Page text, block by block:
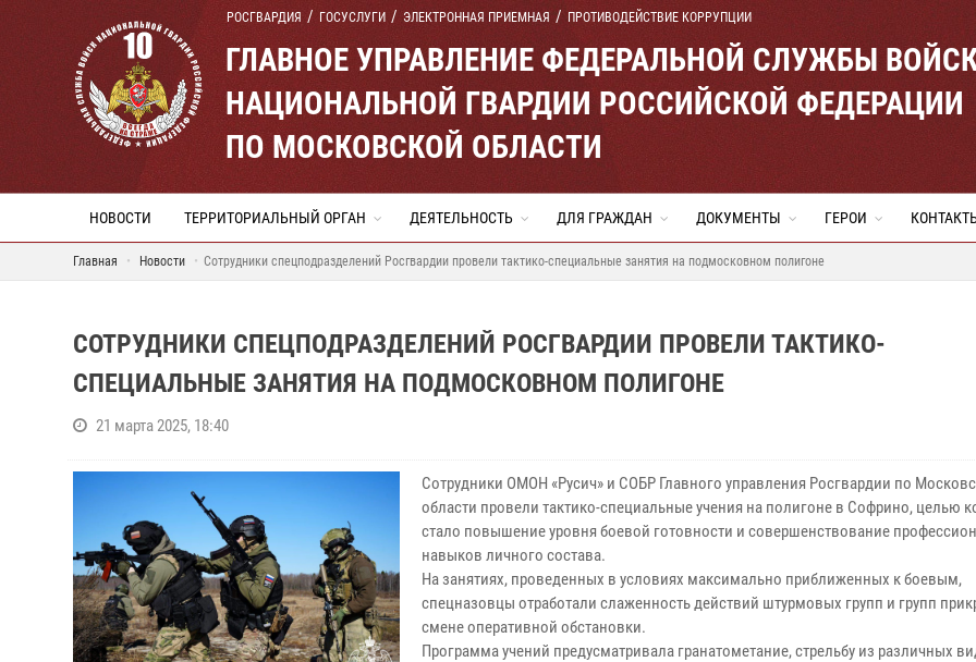
РОСГВАРДИЯ ГОСУСЛУГИ ЭЛЕКТРОННАЯ ПРИЕМНАЯ ПРОТИВОДЕЙСТВИЕ КОРРУПЦИИ
ГЛАВНОЕ УПРАВЛЕНИЕ ФЕДЕРАЛЬНОЙ СЛУЖБЫ
НАЦИОНАЛЬНОЙ ГВАРДИИ РОССИЙСКОЙ ФЕДЕРАЦИИ
ПО МОСКОВСКОЙ ОБЛАСТИ
НОВОСТИ ТЕРРИТОРИАЛЬНЫЙ ОРГАН ДЕЯТЕЛЬНОСТЬ ДЛЯ ГРАЖДАН ДОКУМЕНТЫ ГЕРОИ
Главная Новости Сотрудники спецподразделений Росгвардии провели тактико-специальные занятия на подмосковном полигоне
СОТРУДНИКИ СПЕЦПОДРАЗДЕЛЕНИЙ РОСГВАРДИИ ПРОВЕЛИ ТАКТИКО-
СПЕЦИАЛЬНЫЕ ЗАНЯТИЯ НА ПОДМОСКОВНОМ ПОЛИГОНЕ
21 марта 2025, 18:40
Сотрудники ОМОН «Русич» и СОБР Главного управления Росгвардии по
области провели тактико-специальные учения на полигоне в Софрино, целью
стало повышение уровня боевой готовности и совершенствование
навыков личного состава.
На занятиях, проведенных в условиях максимально приближенных к боевым,
спецназовцы отработали слаженность действий штурмовых групп и групп
смене оперативной обстановки.
Программа учений предусматривала гранатометание, стрельбу из различных